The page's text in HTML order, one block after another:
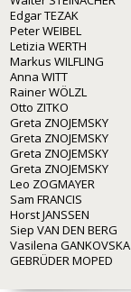
Edgar TEZAK
Peter WEIBEL
Letizia WERTH
Markus WILFLING
Anna WITT
Rainer WÖLZL
Otto ZITKO
Greta ZNOJEMSKY
Greta ZNOJEMSKY
Greta ZNOJEMSKY
Greta ZNOJEMSKY
Leo ZOGMAYER
Sam FRANCIS
Horst JANSSEN
Siep VAN DEN BERG
Vasilena GANKOVSKA
GEBRÜDER MOPED